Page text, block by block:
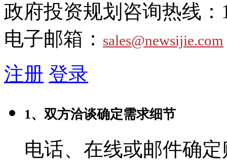
政府投资规划咨询热线：
电子邮箱： sales@newsijie.com
注册 登录
1、双方洽谈确定需求细节
电话、在线或邮件确